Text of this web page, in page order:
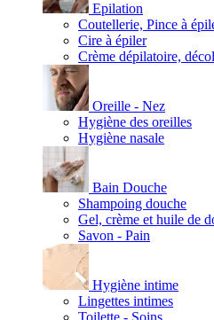
Epilation
Coutellerie, Pince à
Cire à épiler
Crème dépilatoire,
Oreille - Nez
Hygiène des oreilles
Hygiène nasale
Bain Douche
Shampoing douche
Gel, crème et huile de
Savon - Pain
Hygiène intime
Lingettes intimes
Toilette - Soins